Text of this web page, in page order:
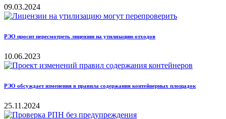
09.03.2024
РЭО просит пересмотреть лицензии на утилизацию отходов
10.06.2023
РЭО обсуждает изменения в правила содержания контейнерных площадок
25.11.2024